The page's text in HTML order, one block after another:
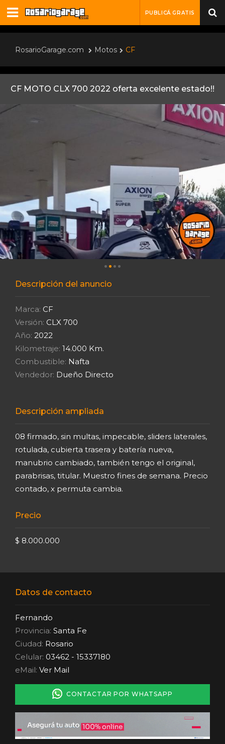
PUBLICÁ GRATIS
RosarioGarage.com Motos CF
CF MOTO CLX 700 2022 oferta excelente estado!!
Descripción del anuncio
Marca: CF
Versión: CLX 700
Año: 2022
Kilometraje: 14.000 Km.
Combustible: Nafta
Vendedor: Dueño Directo
Descripción ampliada
08 firmado, sin multas, impecable, sliders laterales,
rotulada, cubierta trasera y batería nueva,
manubrio cambiado, también tengo el original,
parabrisas, titular. Muestro fines de semana. Precio
contado, x permuta cambia.
Precio
$ 8.000.000
Datos de contacto
Fernando
Provincia: Santa Fe
Ciudad: Rosario
Celular: 03462 - 15337180
eMail: Ver Mail
CONTACTAR POR WHATSAPP